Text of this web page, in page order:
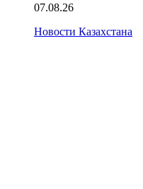
07.08.26
Новости Казахстана